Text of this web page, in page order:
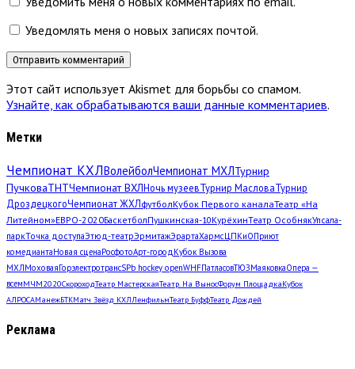
Уведомлять меня о новых записях почтой.
Этот сайт использует Akismet для борьбы со спамом.
Узнайте, как обрабатываются ваши данные комментариев.
Метки
Чемпионат КХЛВолейболЧемпионат МХЛТурнир
ПучковаТНТЧемпионат ВХЛНочь музеевТурнир МасловаТурнир
ДроздецкогоЧемпионат ЖХЛфутболКубок Первого каналаТеатр «На
Литейном»ЕВРО-2020БаскетболПушкинская-10КурёхинТеатр ОсобнякУпсала-
паркТочка доступаЭтюд-театрЭрмитажЭрартаХармсЦПКиОПриют
комедиантаНовая сценаРосфотоАрт-город Кубок Вызова
МХЛМоховаяГорэлектротрансSPb hockey openWHFПатласовТЮЗМаяковкаОпера —
всемМЧМ2020СкороходТеатр МастерскаяТеатр. На ВыносФорум ПлощадкаКубок
АЛРОСАМанежБТКМатч Звёзд КХЛЛенфильмТеатр БуффТеатр Дождей
Реклама